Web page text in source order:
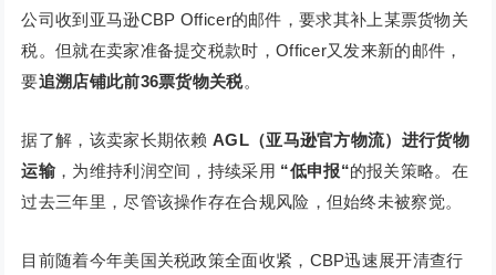
公司收到亚马逊CBP Officer的邮件，要求其补上某票货物关
税。但就在卖家准备提交税款时，Officer又发来新的邮件，
要追溯店铺此前36票货物关税。
据了解，该卖家长期依赖 AGL（亚马逊官方物流）进行货物
运输 ，为维持利润空间，持续采用 “低申报“的报关策略。在
过去三年里，尽管该操作存在合规风险，但始终未被察觉。
目前随着今年美国关税政策全面收紧，CBP迅速展开清查行